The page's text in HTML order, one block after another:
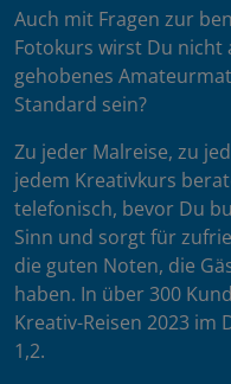
Auch mit Fragen zur
Fotokurs wirst Du nicht
gehobenes
Standard sein?
Zu jeder Malreise, zu
jedem Kreativkurs
telefonisch, bevor Du
Sinn und sorgt für
die guten Noten, die
haben. In über 300
Kreativ-Reisen 2023
1,2.